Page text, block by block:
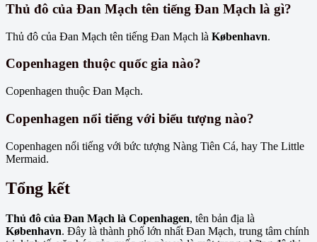
Thủ đô của Đan Mạch tên tiếng Đan Mạch là gì?
Thủ đô của Đan Mạch tên tiếng Đan Mạch là København.
Copenhagen thuộc quốc gia nào?
Copenhagen thuộc Đan Mạch.
Copenhagen nổi tiếng với biểu tượng nào?
Copenhagen nổi tiếng với bức tượng Nàng Tiên Cá, hay The Little
Mermaid.
Tổng kết
Thủ đô của Đan Mạch là Copenhagen, tên bản địa là
København. Đây là thành phố lớn nhất Đan Mạch, trung tâm chính